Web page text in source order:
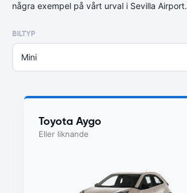
några exempel på vårt urval i Sevilla Airport.
BILTYP
Mini
Toyota Aygo
Eller liknande